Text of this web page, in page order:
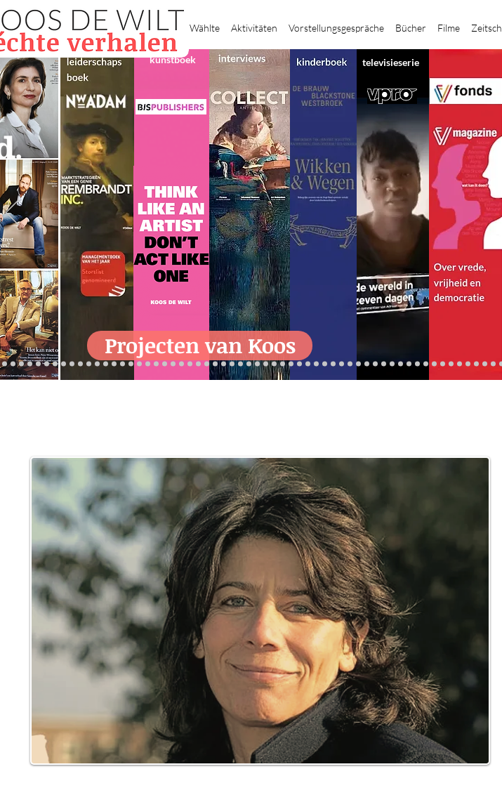
Heim Wählte Aktivitäten Vorstellungsgespräche Bücher Filme
kunstboek televisieserie
Projecten van Koos